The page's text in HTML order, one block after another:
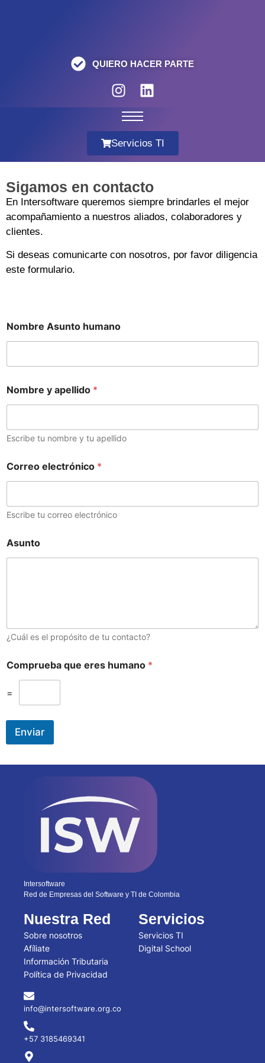
QUIERO HACER PARTE
Servicios TI
Sigamos en contacto
En Intersoftware queremos siempre brindarles el mejor
acompañamiento a nuestros aliados, colaboradores y
clientes.
Si deseas comunicarte con nosotros, por favor diligencia
este formulario.
Nombre Asunto humano
Nombre y apellido *
Escribe tu nombre y tu apellido
Correo electrónico *
Escribe tu correo electrónico
Asunto
¿Cuál es el propósito de tu contacto?
Comprueba que eres humano *
=
Enviar
Intersoftware
Red de Empresas del Software y TI de Colombia
Nuestra Red
Sobre nosotros
Afíliate
Información Tributaria
Política de Privacidad
Servicios
Servicios TI
Digital School
info@intersoftware.org.co
+57 3185469341